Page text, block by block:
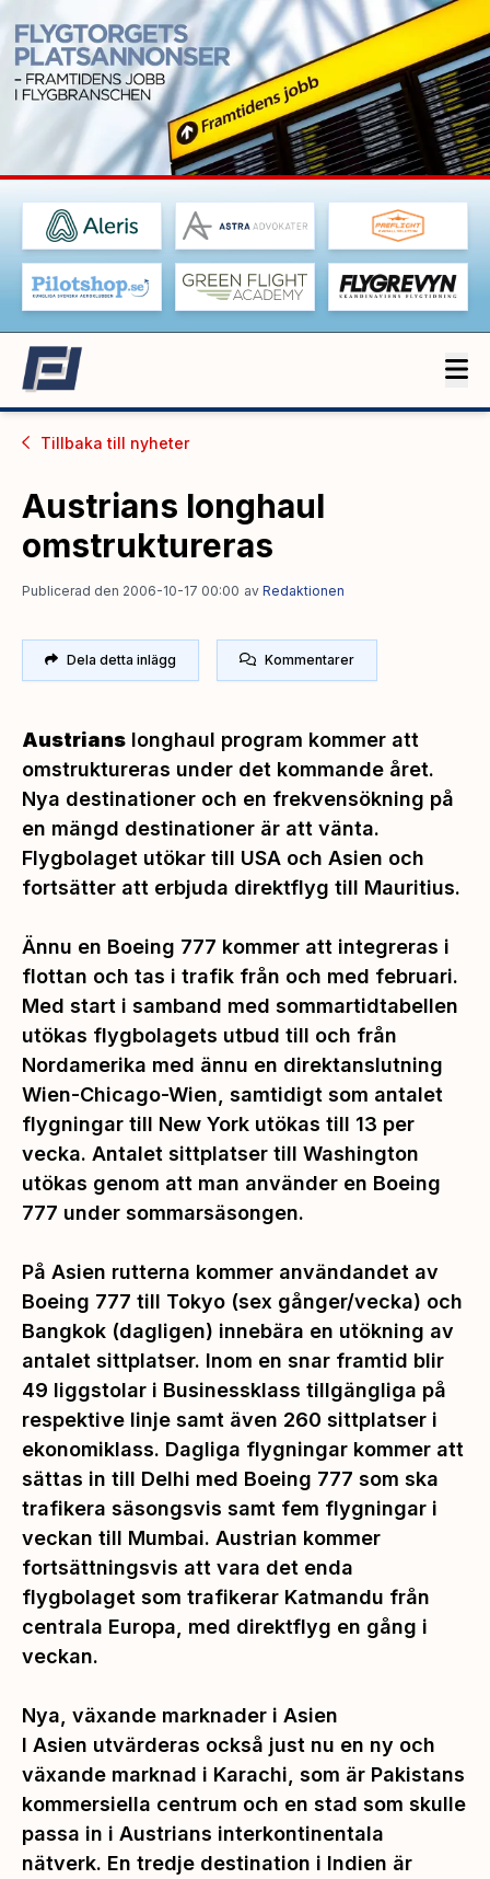
Tillbaka till nyheter
Austrians longhaul
omstruktureras
Publicerad den 2006-10-17 00:00 av Redaktionen
Dela detta inlägg Kommentarer
Austrians longhaul program kommer att
omstruktureras under det kommande året.
Nya destinationer och en frekvensökning på
en mängd destinationer är att vänta.
Flygbolaget utökar till USA och Asien och
fortsätter att erbjuda direktflyg till Mauritius.
Ännu en Boeing 777 kommer att integreras i
flottan och tas i trafik från och med februari.
Med start i samband med sommartidtabellen
utökas flygbolagets utbud till och från
Nordamerika med ännu en direktanslutning
Wien-Chicago-Wien, samtidigt som antalet
flygningar till New York utökas till 13 per
vecka. Antalet sittplatser till Washington
utökas genom att man använder en Boeing
777 under sommarsäsongen.
På Asien rutterna kommer användandet av
Boeing 777 till Tokyo (sex gånger/vecka) och
Bangkok (dagligen) innebära en utökning av
antalet sittplatser. Inom en snar framtid blir
49 liggstolar i Businessklass tillgängliga på
respektive linje samt även 260 sittplatser i
ekonomiklass. Dagliga flygningar kommer att
sättas in till Delhi med Boeing 777 som ska
trafikera säsongsvis samt fem flygningar i
veckan till Mumbai. Austrian kommer
fortsättningsvis att vara det enda
flygbolaget som trafikerar Katmandu från
centrala Europa, med direktflyg en gång i
veckan.
Nya, växande marknader i Asien
I Asien utvärderas också just nu en ny och
växande marknad i Karachi, som är Pakistans
kommersiella centrum och en stad som skulle
passa in i Austrians interkontinentala
nätverk. En tredje destination i Indien är